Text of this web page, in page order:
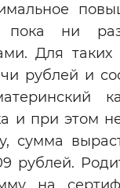
пока ни
Для таких
рублей и
и при этом
сумма
рублей.